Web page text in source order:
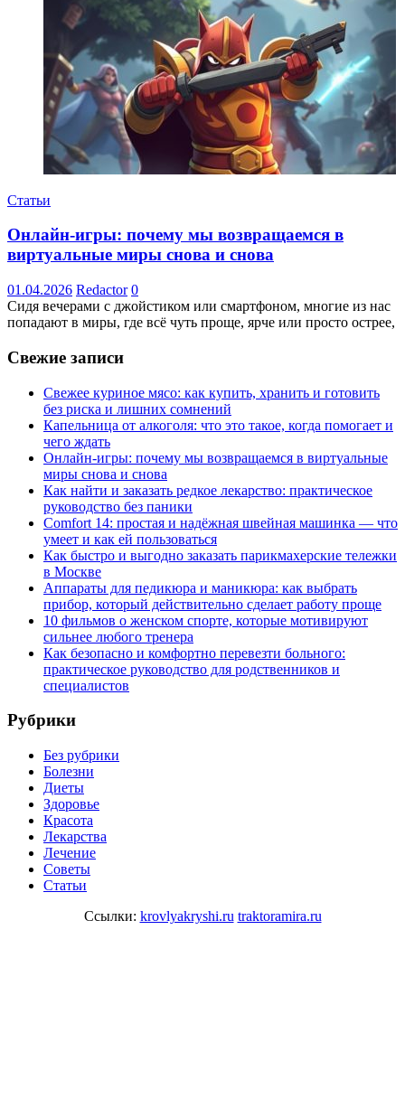
Статьи
Онлайн-игры: почему мы возвращаемся в
виртуальные миры снова и снова
01.04.2026 Redactor 0
Сидя вечерами с джойстиком или смартфоном, многие из нас
попадают в миры, где всё чуть проще, ярче или просто острее,
Свежие записи
Свежее куриное мясо: как купить, хранить и готовить
без риска и лишних сомнений
Капельница от алкоголя: что это такое, когда помогает и
чего ждать
Онлайн-игры: почему мы возвращаемся в виртуальные
миры снова и снова
Как найти и заказать редкое лекарство: практическое
руководство без паники
Comfort 14: простая и надёжная швейная машинка — что
умеет и как ей пользоваться
Как быстро и выгодно заказать парикмахерские тележки
в Москве
Аппараты для педикюра и маникюра: как выбрать
прибор, который действительно сделает работу проще
10 фильмов о женском спорте, которые мотивируют
сильнее любого тренера
Как безопасно и комфортно перевезти больного:
практическое руководство для родственников и
специалистов
Рубрики
Без рубрики
Болезни
Диеты
Здоровье
Красота
Лекарства
Лечение
Советы
Статьи
Ссылки: krovlyakryshi.ru traktoramira.ru